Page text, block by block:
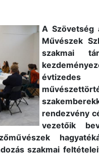
A Szövetség
Művészek
szakmai
évtizedes
rendezvény
vezetőik
szakmai